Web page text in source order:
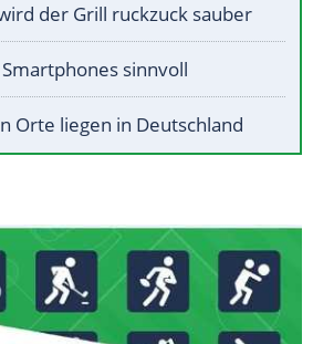
der Grill ruckzuck sauber
sinnvoll
Orte liegen in Deutschland